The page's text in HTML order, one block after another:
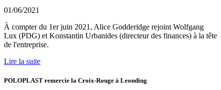
01/06/2021
À compter du 1er juin 2021, Alice Godderidge rejoint Wolfgang
Lux (PDG) et Konstantin Urbanides (directeur des finances) à la tête
de l'entreprise.
Lire la suite
POLOPLAST remercie la Croix-Rouge à Leonding